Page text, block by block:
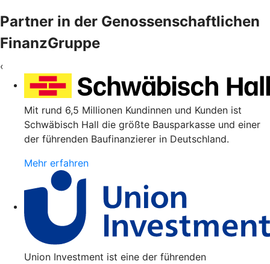
Partner in der Genossenschaftlichen
FinanzGruppe
‹
Mit rund 6,5 Millionen Kundinnen und Kunden ist
Schwäbisch Hall die größte Bausparkasse und einer
der führenden Baufinanzierer in Deutschland.
Mehr erfahren
Union Investment ist eine der führenden